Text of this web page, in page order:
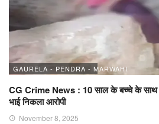
GAURELA - PENDRA - MARWAHI
CG Crime News : 10 साल के बच्चे के साथ
भाई निकला आरोपी
November 8, 2025